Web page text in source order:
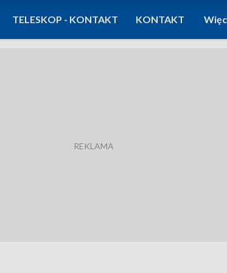
TELESKOP - KONTAKT KONTAKT